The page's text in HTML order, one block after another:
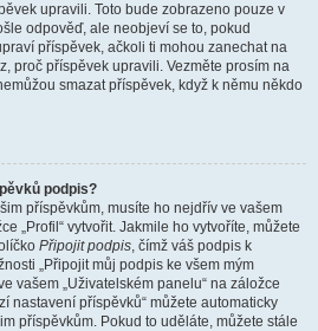
upravili. Toto bude zobrazeno pouze v
odpověď, ale neobjeví se to, pokud
příspěvek, ačkoli ti mohou zanechat na
proč příspěvek upravili. Vezměte prosím na
smazat příspěvek, když k němu někdo
podpis?
příspěvkům, musíte ho nejdřív ve vašem
„Profil“ vytvořit. Jakmile ho vytvoříte, můžete
Připojit podpis, čímž váš podpis k
„Připojit můj podpis ke všem mým
vašem „Uživatelském panelu“ na záložce
nastavení příspěvků“ můžete automaticky
příspěvkům. Pokud to uděláte, můžete stále